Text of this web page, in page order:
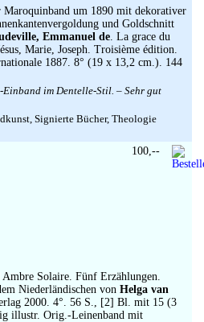
um 1890 mit dekorativer
und Goldschnitt
Emmanuel de. La grace du
Marie, Joseph. Troisième édition.
1887. 8° (19 x 13,2 cm.). 144
im Dentelle-Stil. – Sehr gut
Signierte Bücher, Theologie
Solaire. Fünf Erzählungen.
Niederländischen von Helga van
2000. 4°. 56 S., [2] Bl. mit 15 (3
illustr. Orig.-Leinenband mit
100,--